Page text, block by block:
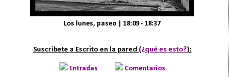
Los lunes, paseo | 18:09 - 18:37
Suscríbete a Escrito en la pared (¿qué es esto?):
Entradas Comentarios